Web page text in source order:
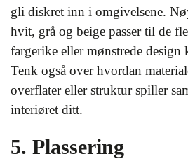
gli diskret inn i omgivelsene.
hvit, grå og beige passer til de
fargerike eller mønstrede design
Tenk også over hvordan
overflater eller struktur spiller
interiøret ditt.
5. Plassering